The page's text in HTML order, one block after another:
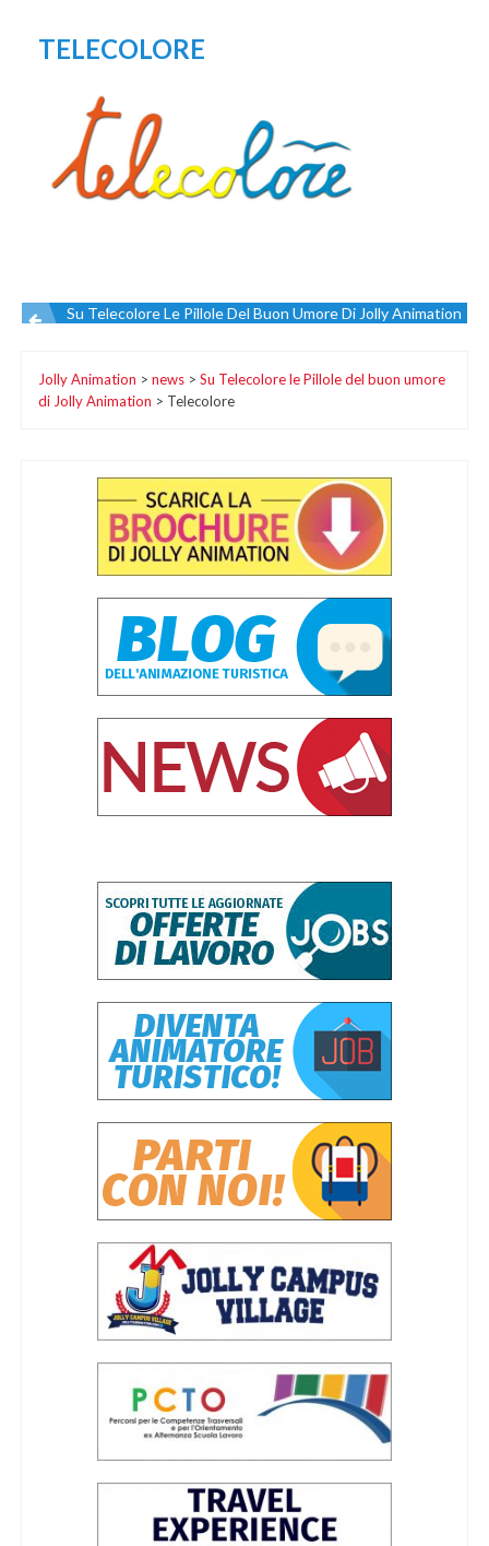
TELECOLORE
Navigazione
articoli
Su Telecolore Le Pillole Del Buon Umore Di Jolly Animation
Jolly Animation > news > Su Telecolore le Pillole del buon umore
di Jolly Animation > Telecolore